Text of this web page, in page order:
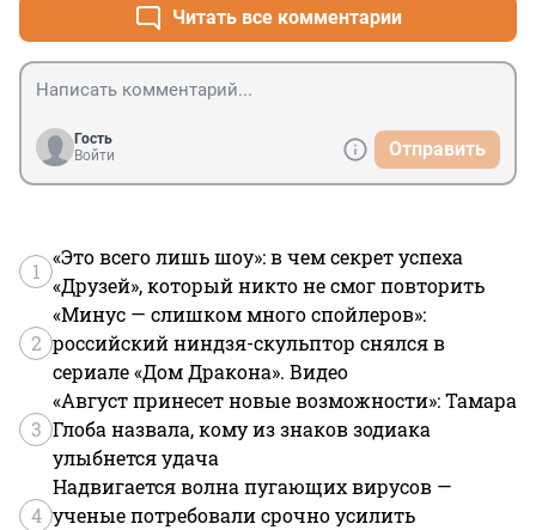
Читать все комментарии
Гость
Войти
Отправить
1
«Это всего лишь шоу»: в чем секрет успеха
«Друзей», который никто не смог повторить
2
«Минус — слишком много спойлеров»:
российский ниндзя-скульптор снялся в
сериале «Дом Дракона». Видео
3
«Август принесет новые возможности»: Тамара
Глоба назвала, кому из знаков зодиака
улыбнется удача
4
Надвигается волна пугающих вирусов —
ученые потребовали срочно усилить